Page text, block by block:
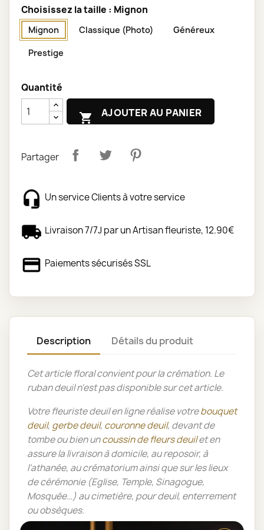
Choisissez la taille : Mignon
Mignon Classique (Photo) Généreux
Prestige
Quantité
 AJOUTER AU PANIER
Partager
Un service Clients à votre service
Livraison 7/7J par un Artisan fleuriste, 12.90€
Paiements sécurisés SSL
Description Détails du produit
Cet article floral convient pour la crémation. Le
ruban deuil n'est pas disponible sur cet article.
Votre fleuriste deuil en ligne réalise votrebouquet
deuil, gerbe deuil, couronne deuil, devant de
tombe ou bien uncoussin de fleurs deuilet en
assure la livraison à domicile, au reposoir, à
l’athanée, au crématorium ainsi que sur les lieux
de cérémonie (Eglise, Temple, Sinagogue,
Mosquée…) au cimetière, pour deuil, enterrement
ou obsèques.